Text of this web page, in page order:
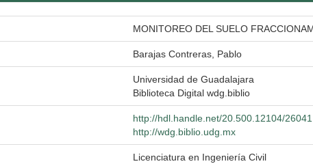
MONITOREO DEL SUELO
Barajas Contreras, Pablo
Universidad de Guadalajara
Biblioteca Digital wdg.biblio
http://hdl.handle.net/20.500.12104/26041
http://wdg.biblio.udg.mx
Licenciatura en Ingeniería Civil